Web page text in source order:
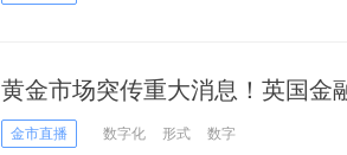
黄金市场突传重大消息！英国金
寻求推出“数字黄金”
金市直播 数字化 形式 数字